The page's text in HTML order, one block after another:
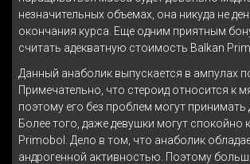
незначительных объемах, она никуда не
окончания курса. Еще одним приятным
считать адекватную стоимость Balkan
Данный анаболик выпускается в ампулах
Примечательно, что стероид относится к
поэтому его без проблем могут принимать
Более того, даже девушки могут спокойно
Primobol. Дело в том, что анаболик
андрогенной активностью. Поэтому